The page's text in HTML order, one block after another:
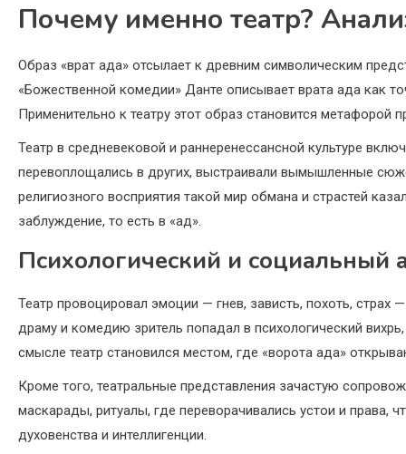
Почему именно театр?
Образ «врат ада» отсылает к древним символическим
«Божественной комедии» Данте описывает врата ада как
Применительно к театру этот образ становится метафорой
Театр в средневековой и раннеренессансной культуре
перевоплощались в других, выстраивали вымышленные
религиозного восприятия такой мир обмана и страстей
заблуждение, то есть в «ад».
Психологический и социальный
Театр провоцировал эмоции — гнев, зависть, похоть, страх
драму и комедию зритель попадал в психологический
смысле театр становился местом, где «ворота ада»
Кроме того, театральные представления зачастую
маскарады, ритуалы, где переворачивались устои и права,
духовенства и интеллигенции.